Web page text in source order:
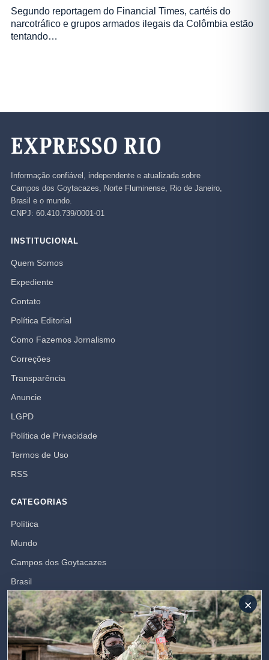
Segundo reportagem do Financial Times, cartéis do
narcotráfico e grupos armados ilegais da Colômbia estão
tentando…
Informação confiável, independente e atualizada sobre
Campos dos Goytacazes, Norte Fluminense, Rio de Janeiro,
Brasil e o mundo.
CNPJ: 60.410.739/0001-01
INSTITUCIONAL
Quem Somos
Expediente
Contato
Política Editorial
Como Fazemos Jornalismo
Correções
Transparência
Anuncie
LGPD
Política de Privacidade
Termos de Uso
RSS
CATEGORIAS
Política
Mundo
Campos dos Goytacazes
Brasil
Opinião
Polícia
Rio de Janeiro
×